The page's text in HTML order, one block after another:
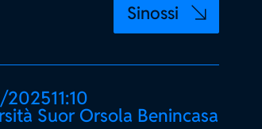
Sinossi
202511:10
Suor Orsola Benincasa